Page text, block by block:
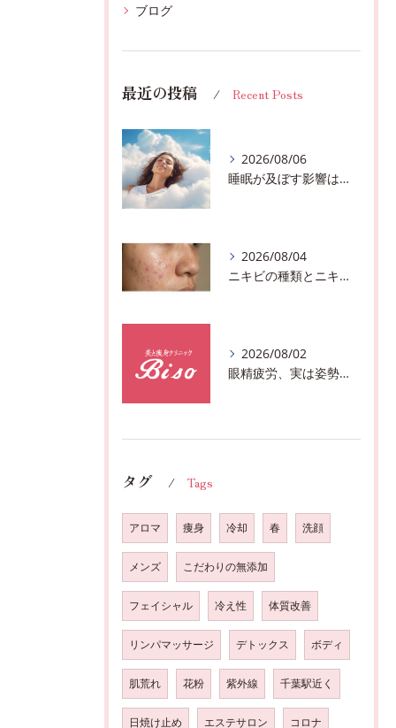
ブログ
最近の投稿 Recent Posts
2026/08/06
睡眠が及ぼす影響は？千葉市おすすめメニュー全身リンパマッサージで全身スッキリ♪
2026/08/04
ニキビの種類とニキビを作らないスキンケア方法♪千葉市中央区フェイシャルエステサロン
2026/08/02
眼精疲労、実は姿勢が原因かも?駅近おすすめメニュー全身リンパマッサージで全身スッキリ♪
タグ Tags
アロマ 痩身 冷却 春 洗顔
メンズ こだわりの無添加
フェイシャル 冷え性 体質改善
リンパマッサージ デトックス ボディ
肌荒れ 花粉 紫外線 千葉駅近く
日焼け止め エステサロン コロナ